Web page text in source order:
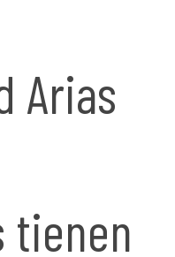
Arias
tienen